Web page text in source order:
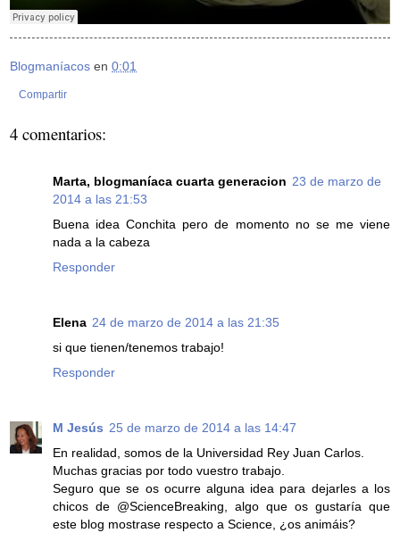
Blogmaníacos en 0:01
Compartir
4 comentarios:
Marta, blogmaníaca cuarta generacion 23 de marzo de
2014 a las 21:53
Buena idea Conchita pero de momento no se me viene
nada a la cabeza
Responder
Elena 24 de marzo de 2014 a las 21:35
si que tienen/tenemos trabajo!
Responder
M Jesús 25 de marzo de 2014 a las 14:47
En realidad, somos de la Universidad Rey Juan Carlos.
Muchas gracias por todo vuestro trabajo.
Seguro que se os ocurre alguna idea para dejarles a los
chicos de @ScienceBreaking, algo que os gustaría que
este blog mostrase respecto a Science, ¿os animáis?